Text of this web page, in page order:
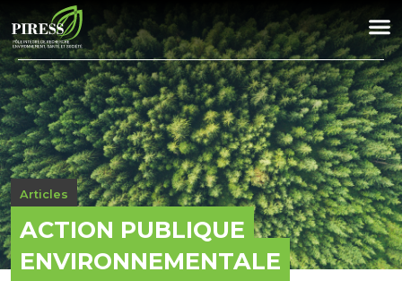
Articles
ACTION PUBLIQUE
ENVIRONNEMENTALE